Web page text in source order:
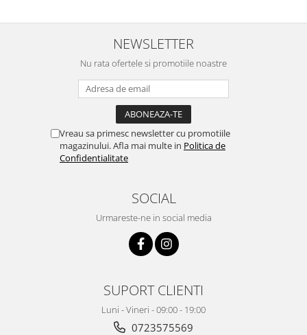
NEWSLETTER
Nu rata ofertele si promotiile noastre
Vreau sa primesc newsletter cu promotiile
magazinului. Afla mai multe in Politica de
Confidentialitate
SOCIAL
Urmareste-ne in social media
SUPORT CLIENTI
Luni - Vineri - 09:00 - 19:00
0723575569